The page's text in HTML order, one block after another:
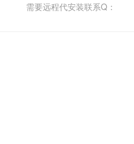
需要远程代安装联系Q：